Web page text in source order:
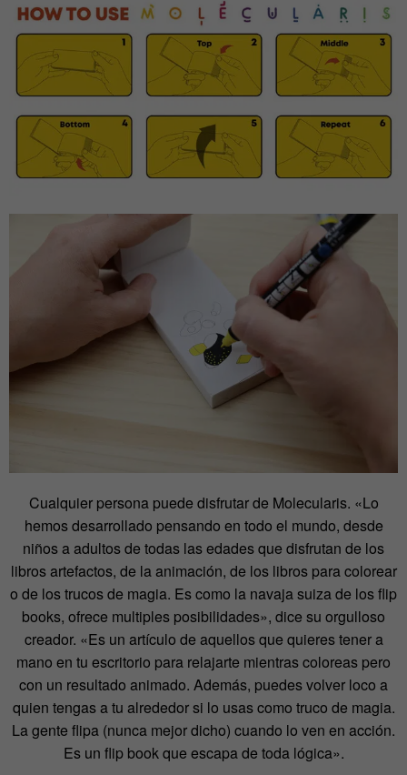
Cualquier persona puede disfrutar de Molecularis. «Lo
hemos desarrollado pensando en todo el mundo, desde
niños a adultos de todas las edades que disfrutan de los
libros artefactos, de la animación, de los libros para colorear
o de los trucos de magia. Es como la navaja suiza de los flip
books, ofrece multiples posibilidades», dice su orgulloso
creador. «Es un artículo de aquellos que quieres tener a
mano en tu escritorio para relajarte mientras coloreas pero
con un resultado animado. Además, puedes volver loco a
quien tengas a tu alrededor si lo usas como truco de magia.
La gente flipa (nunca mejor dicho) cuando lo ven en acción.
Es un flip book que escapa de toda lógica».